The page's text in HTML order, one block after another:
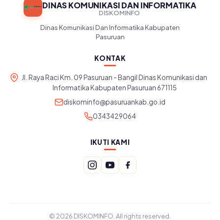
DINAS KOMUNIKASI DAN INFORMATIKA
DISKOMINFO
Dinas Komunikasi Dan Informatika Kabupaten
Pasuruan
KONTAK
Jl. Raya Raci Km. 09 Pasuruan - Bangil Dinas Komunikasi dan
Informatika Kabupaten Pasuruan 671115
diskominfo@pasuruankab.go.id
0343429064
IKUTI KAMI
© 2026 DISKOMINFO. All rights reserved.